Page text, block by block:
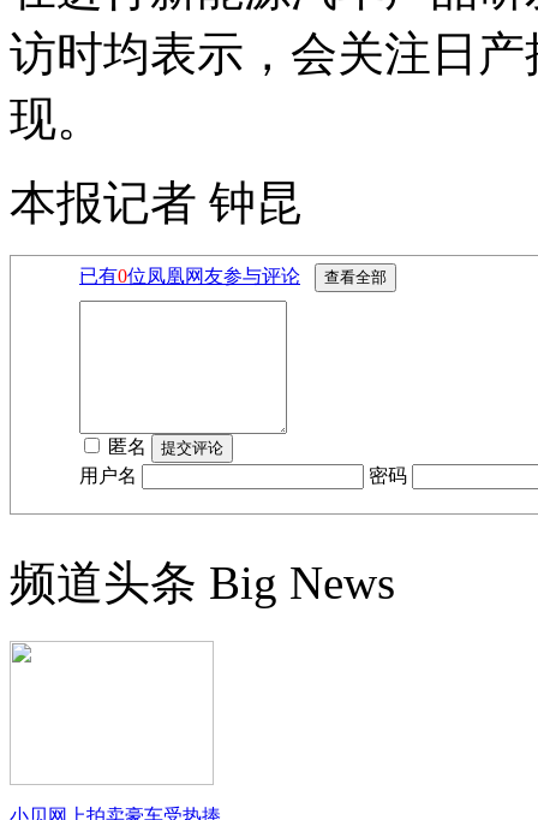
访时均表示，会关注日
现。
本报记者 钟昆
已有0位凤凰网友参与评论
匿名
用户名
密码
频道头条 Big News